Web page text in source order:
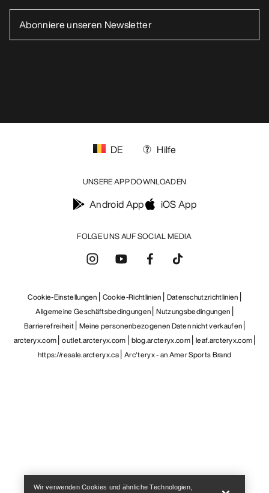
FOLGE UNS AUF SOCIAL MEDIA
DE Hilfe
UNSERE APP DOWNLOADEN
Android App iOS App
Cookie-Einstellungen Cookie-Richtlinien Datenschutzrichtlinien
Allgemeine Geschäftsbedingungen Nutzungsbedingungen
Barrierefreiheit Meine personenbezogenen Daten nicht verkaufen
arcteryx.com outlet.arcteryx.com blog.arcteryx.com leaf.arcteryx.com
https://resale.arcteryx.ca Arc'teryx - an Amer Sports Brand
Wir verwenden Cookies und ähnliche Technologien,